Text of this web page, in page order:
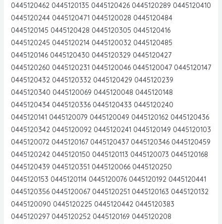
0445120462 0445120135 0445120426 0445120289 0445120410
0445120244 0445120471 0445120028 0445120484
0445120145 0445120428 0445120305 0445120416
0445120245 0445120214 0445120032 0445120485
0445120146 0445120430 0445120329 0445120427
0445120260 0445120231 0445120046 0445120047 0445120147
0445120432 0445120332 0445120429 0445120239
0445120340 0445120069 0445120048 0445120148
0445120434 0445120336 0445120433 0445120240
0445120141 0445120079 0445120049 0445120162 0445120436
0445120342 0445120092 0445120241 0445120149 0445120103
0445120072 0445120167 0445120437 0445120346 0445120459
0445120242 0445120150 0445120113 0445120073 0445120168
0445120439 0445120351 0445120066 0445120250
0445120153 0445120114 0445120076 0445120192 0445120441
0445120356 0445120067 0445120251 0445120163 0445120132
0445120090 0445120225 0445120442 0445120383
0445120297 0445120252 0445120169 0445120208